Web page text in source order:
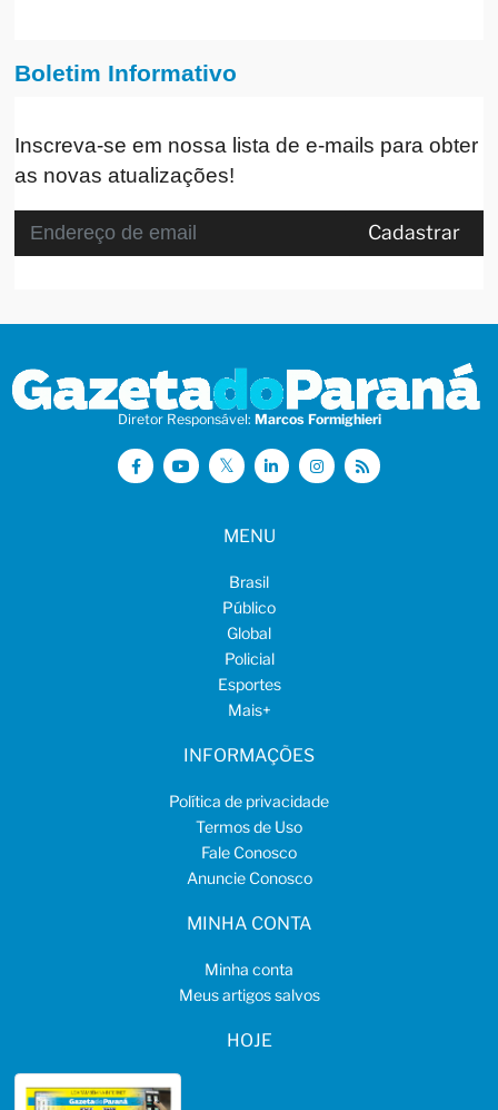
Boletim Informativo
Inscreva-se em nossa lista de e-mails para obter
as novas atualizações!
Cadastrar
Diretor Responsável: Marcos Formighieri
MENU
Brasil
Público
Global
Policial
Esportes
Mais+
INFORMAÇÕES
Política de privacidade
Termos de Uso
Fale Conosco
Anuncie Conosco
MINHA CONTA
Minha conta
Meus artigos salvos
HOJE